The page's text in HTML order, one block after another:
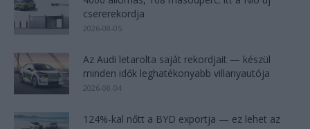
csererekordja
2026-08-05
Az Audi letarolta saját rekordjait — készül
minden idők leghatékonyabb villanyautója
2026-08-04
124%-kal nőtt a BYD exportja — ez lehet az